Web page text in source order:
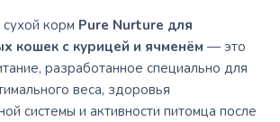
корм Pure Nurture для
кошек с курицей и ячменём — это
разработанное специально для
веса, здоровья
системы и активности питомца после